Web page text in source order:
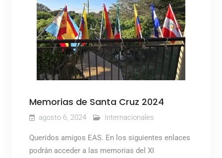
Memorias de Santa Cruz 2024
agosto 6, 2024 Internacionales
Queridos amigos EAS. En los siguientes enlaces
podrán acceder a las memorias del XI